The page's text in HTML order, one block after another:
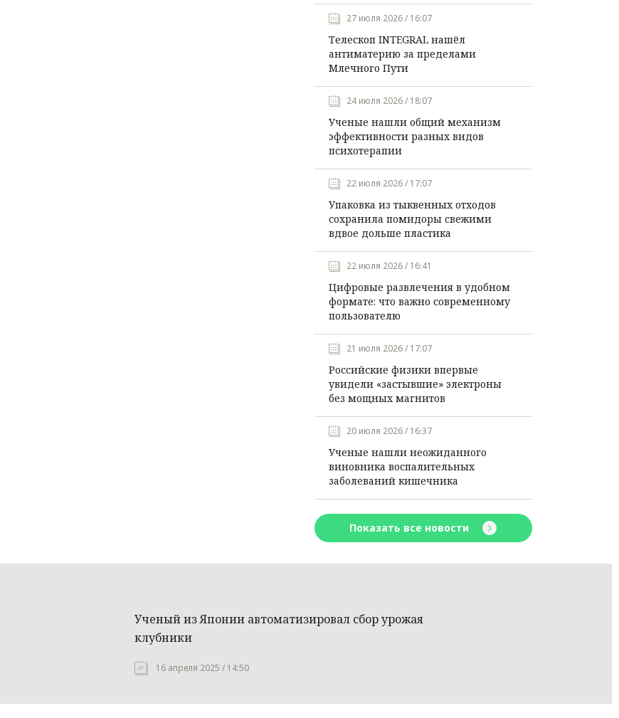
27 июля 2026 / 16:07
Телескоп INTEGRAL нашёл
антиматерию за пределами
Млечного Пути
24 июля 2026 / 18:07
Ученые нашли общий механизм
эффективности разных видов
психотерапии
22 июля 2026 / 17:07
Упаковка из тыквенных отходов
сохранила помидоры свежими
вдвое дольше пластика
22 июля 2026 / 16:41
Цифровые развлечения в удобном
формате: что важно современному
пользователю
21 июля 2026 / 17:07
Российские физики впервые
увидели «застывшие» электроны
без мощных магнитов
20 июля 2026 / 16:37
Ученые нашли неожиданного
виновника воспалительных
заболеваний кишечника
Показать все новости
Ученый из Японии автоматизировал сбор урожая
клубники
16 апреля 2025 / 14:50